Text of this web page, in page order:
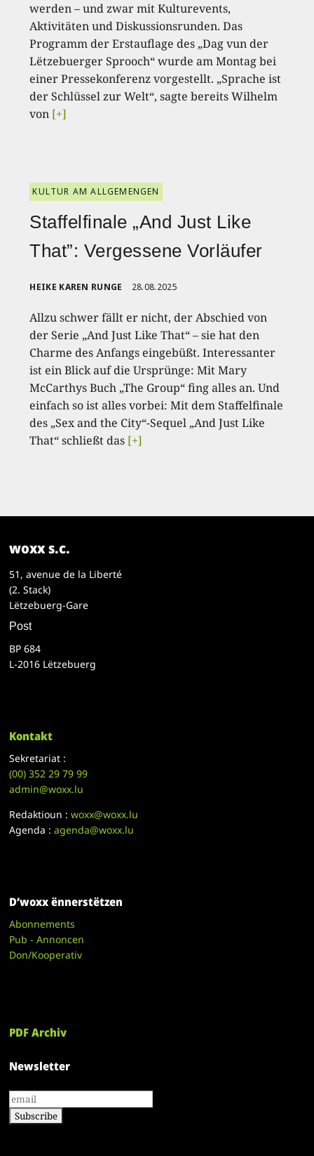
werden – und zwar mit Kulturevents,
Aktivitäten und Diskussionsrunden. Das
Programm der Erstauflage des „Dag vun der
Lëtzebuerger Sprooch“ wurde am Montag bei
einer Pressekonferenz vorgestellt. „Sprache ist
der Schlüssel zur Welt“, sagte bereits Wilhelm
von [+]
KULTUR AM ALLGEMENGEN
Staffelfinale „And Just Like
That”: Vergessene Vorläufer
HEIKE KAREN RUNGE 28.08.2025
Allzu schwer fällt er nicht, der Abschied von
der Serie „And Just Like That“ – sie hat den
Charme des Anfangs eingebüßt. Interessanter
ist ein Blick auf die Ursprünge: Mit Mary
McCarthys Buch „The Group“ fing alles an. Und
einfach so ist alles vorbei: Mit dem Staffelfinale
des „Sex and the City“-Sequel „And Just Like
That“ schließt das [+]
woxx s.c.
51, avenue de la Liberté
(2. Stack)
Lëtzebuerg-Gare
Post
BP 684
L-2016 Lëtzebuerg
Kontakt
Sekretariat :
(00)352 29 79 99
admin@woxx.lu
Redaktioun :woxx@woxx.lu
Agenda :agenda@woxx.lu
D’woxx ënnerstëtzen
Abonnements
Pub - Annoncen
Don/Kooperativ
PDF Archiv
Newsletter